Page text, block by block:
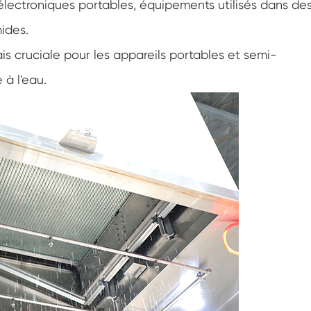
Chambre de gel dégel
Chambre d'essai de preuve d'explosion
Chambre d'essai de congélation d'humidité
Chambre climatique PV
Chambre d'essai pour modules PV
Chambre d'essai PV
Chambre d'essai de laboratoire
Chambre environnementale PV
portables, équipements utilisés dans
cruciale pour les appareils portables et semi-
à l'eau.